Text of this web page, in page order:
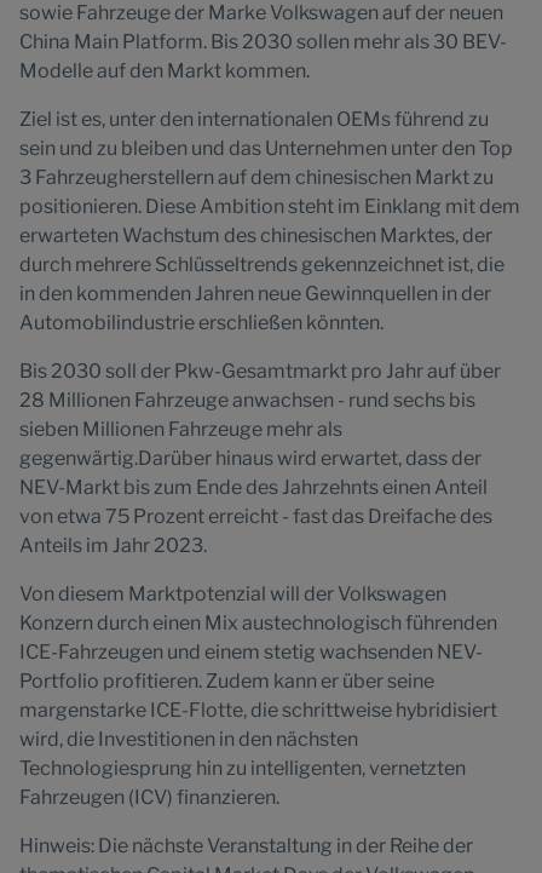
sowie Fahrzeuge der Marke Volkswagen auf der neuen
China Main Platform. Bis 2030 sollen mehr als 30 BEV-
Modelle auf den Markt kommen.
Ziel ist es, unter den internationalen OEMs führend zu
sein und zu bleiben und das Unternehmen unter den Top
3 Fahrzeugherstellern auf dem chinesischen Markt zu
positionieren. Diese Ambition steht im Einklang mit dem
erwarteten Wachstum des chinesischen Marktes, der
durch mehrere Schlüsseltrends gekennzeichnet ist, die
in den kommenden Jahren neue Gewinnquellen in der
Automobilindustrie erschließen könnten.
Bis 2030 soll der Pkw-Gesamtmarkt pro Jahr auf über
28 Millionen Fahrzeuge anwachsen - rund sechs bis
sieben Millionen Fahrzeuge mehr als
gegenwärtig.Darüber hinaus wird erwartet, dass der
NEV-Markt bis zum Ende des Jahrzehnts einen Anteil
von etwa 75 Prozent erreicht - fast das Dreifache des
Anteils im Jahr 2023.
Von diesem Marktpotenzial will der Volkswagen
Konzern durch einen Mix austechnologisch führenden
ICE-Fahrzeugen und einem stetig wachsenden NEV-
Portfolio profitieren. Zudem kann er über seine
margenstarke ICE-Flotte, die schrittweise hybridisiert
wird, die Investitionen in den nächsten
Technologiesprung hin zu intelligenten, vernetzten
Fahrzeugen (ICV) finanzieren.
Hinweis: Die nächste Veranstaltung in der Reihe der